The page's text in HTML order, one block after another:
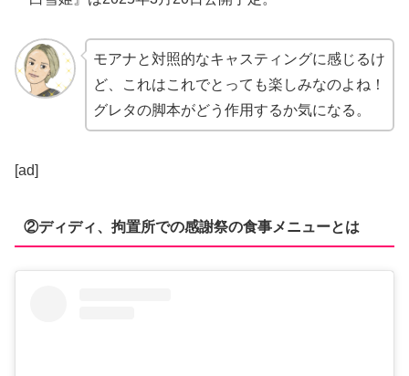
モアナと対照的なキャスティングに感じるけ
ど、これはこれでとっても楽しみなのよね！
グレタの脚本がどう作用するか気になる。
[ad]
②ディディ、拘置所での感謝祭の食事メニューとは